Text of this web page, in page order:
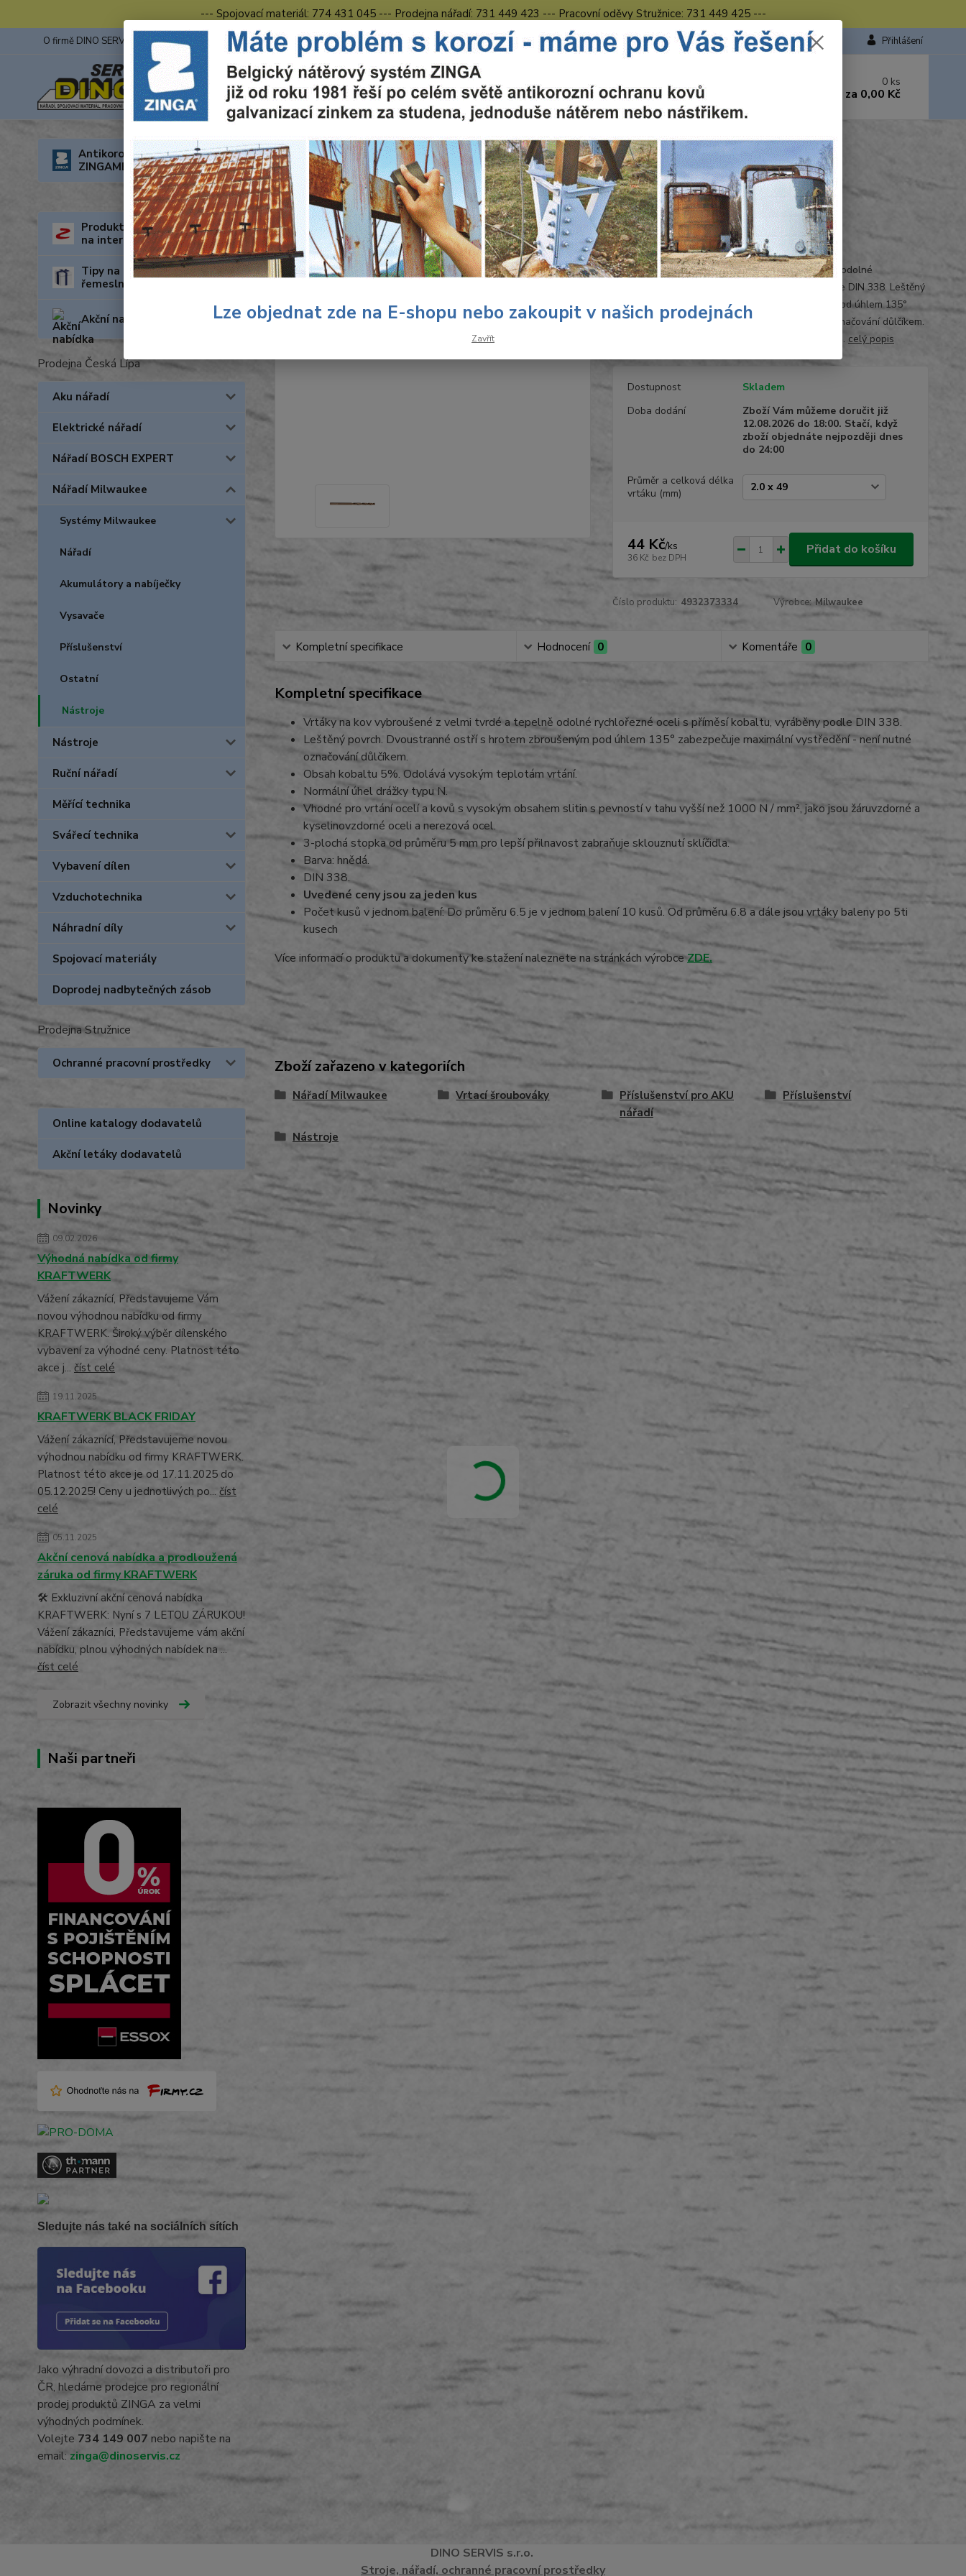
--- Spojovací materiál: 774 431 045 --- Prodejna nářadí: 731 449 423 --- Pracovní oděvy Stružnice: 731 449 425 ---
O firmě DINO SERVIS s.r.o. ZINGA Fotogalerie z výstav Obchodní podmínky Kontakty Česká Lípa Přihlášení
Hledat 731 449 423
8.00 hod. - 16.00 hod.
0 ks
za 0,00 Kč
Antikorozní nátěry
ZINGAMETALL
Produkty za nejnižší cenu
na internetu
Tipy na dárky pro kutily a
řemeslníky
Akční nabídka
Prodejna Česká Lípa
Aku nářadí
Elektrické nářadí
Nářadí BOSCH EXPERT
Nářadí Milwaukee
Systémy Milwaukee
Nářadí
Akumulátory a nabíječky
Vysavače
Příslušenství
Ostatní
Nástroje
Nástroje
Ruční nářadí
Měřící technika
Svářecí technika
Vybavení dílen
Vzduchotechnika
Náhradní díly
Spojovací materiály
Doprodej nadbytečných zásob
Prodejna Stružnice
Ochranné pracovní prostředky
Online katalogy dodavatelů
Akční letáky dodavatelů
Novinky
09.02.2026
Výhodná nabídka od firmy
KRAFTWERK
Vážení zákaznící, Představujeme Vám
novou výhodnou nabídku od firmy
KRAFTWERK. Široký výběr dílenského
vybavení za výhodné ceny. Platnost této
akce j... číst celé
19.11.2025
KRAFTWERK BLACK FRIDAY
Vážení zákaznící, Představujeme novou
výhodnou nabídku od firmy KRAFTWERK.
Platnost této akce je od 17.11.2025 do
05.12.2025! Ceny u jednotlivých po... číst
celé
05.11.2025
Akční cenová nabídka a prodloužená
záruka od firmy KRAFTWERK
🛠️ Exkluzivní akční cenová nabídka
KRAFTWERK: Nyní s 7 LETOU ZÁRUKOU!
Vážení zákazníci, Představujeme vám akční
nabídku, plnou výhodných nabídek na ...
číst celé
Zobrazit všechny novinky
Naši partneři
Sledujte nás také na sociálních sítích
Jako výhradní dovozci a distributoři pro
ČR, hledáme prodejce pro regionální
prodej produktů ZINGA za velmi
výhodných podmínek.
Volejte 734 149 007 nebo napište na
email: zinga@dinoservis.cz
Úvod Nářadí Milwaukee Nástroje Vrtáky do kovu HSS RED COBALT Milwaukee
Vrtáky do kovu HSS RED COBALT Milwaukee
Ohodnotit produkt
DIN 338
Vrtáky na kov vybroušené z velmi tvrdé a tepelně odolné
rychlořezné oceli s příměsí kobaltu, vyráběny podle DIN 338. Leštěný
povrch. Dvoustranné ostří s hrotem zbroušeným pod úhlem 135°
zabezpečuje maximální vystředění - není nutné označování důlčíkem.
Obsah kobaltu 5%. Odolává vysokým teplotám vr... celý popis
Dostupnost
Skladem
Doba dodání
Zboží Vám můžeme doručit již
12.08.2026 do 18:00. Stačí, když
zboží objednáte nejpozději dnes
do 24:00
Průměr a celková délka
vrtáku (mm)
44 Kč/ks
36 Kč bez DPH
Přidat do košíku
Číslo produktu: 4932373334 Výrobce: Milwaukee
Kompletní specifikace Hodnocení 0 Komentáře 0
Kompletní specifikace
Vrtáky na kov vybroušené z velmi tvrdé a tepelně odolné rychlořezné oceli s příměsí kobaltu, vyráběny podle DIN 338.
Leštěný povrch. Dvoustranné ostří s hrotem zbroušeným pod úhlem 135° zabezpečuje maximální vystředění - není nutné
označování důlčíkem.
Obsah kobaltu 5%. Odolává vysokým teplotám vrtání.
Normální úhel drážky typu N.
Vhodné pro vrtání ocelí a kovů s vysokým obsahem slitin s pevností v tahu vyšší než 1000 N / mm², jako jsou žáruvzdorné a
kyselinovzdorné oceli a nerezová ocel.
3-plochá stopka od průměru 5 mm pro lepší přilnavost zabraňuje sklouznutí sklíčidla.
Barva: hnědá.
DIN 338.
Uvedené ceny jsou za jeden kus
Počet kusů v jednom balení: Do průměru 6.5 je v jednom balení 10 kusů. Od průměru 6.8 a dále jsou vrtáky baleny po 5ti
kusech
Více informací o produktu a dokumenty ke stažení naleznete na stránkách výrobceZDE.
Zboží zařazeno v kategoriích
Nářadí Milwaukee Vrtací šroubováky
Příslušenství pro AKU
nářadí
Příslušenství
Nástroje
DINO SERVIS s.r.o.
Stroje, nářadí, ochranné pracovní prostředky
Lze objednat zde na E-shopu nebo zakoupit v našich prodejnách
Zavřít